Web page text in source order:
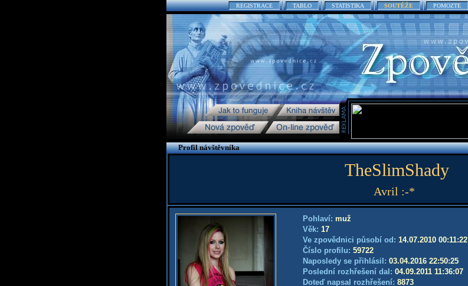
REGISTRACE TABLO STATISTIKA SOUTĚŽE POMOZTE
Profil návštěvníka
TheSlimShady
Avril :-*
Pohlaví: muž
Věk: 17
Ve zpovědnici působí od: 14.07.2010 00:11:22
Číslo profilu: 59722
Naposledy se přihlásil: 03.04.2016 22:50:25
Poslední rozhřešení dal: 04.09.2011 11:36:07
Doteď napsal rozhřešení: 8873